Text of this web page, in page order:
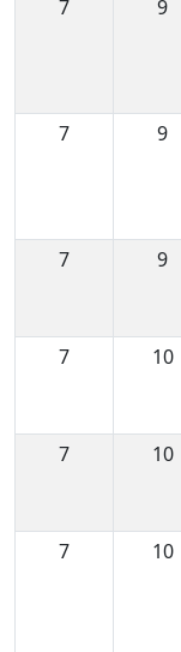
7 9
7
9
7
9
7
10
7
10
7
10